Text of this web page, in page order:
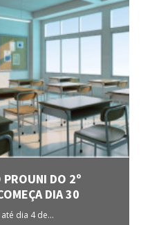
PROUNI DO 2º
DIA 30
dia 4 de...